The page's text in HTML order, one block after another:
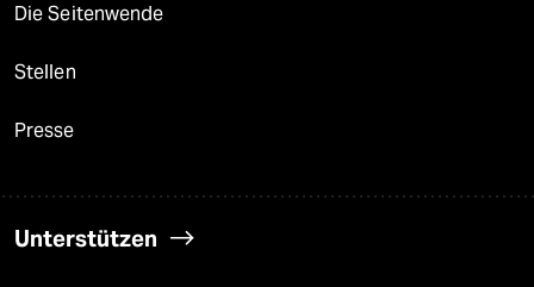
Die Seitenwende
Stellen
Presse
Unterstützen